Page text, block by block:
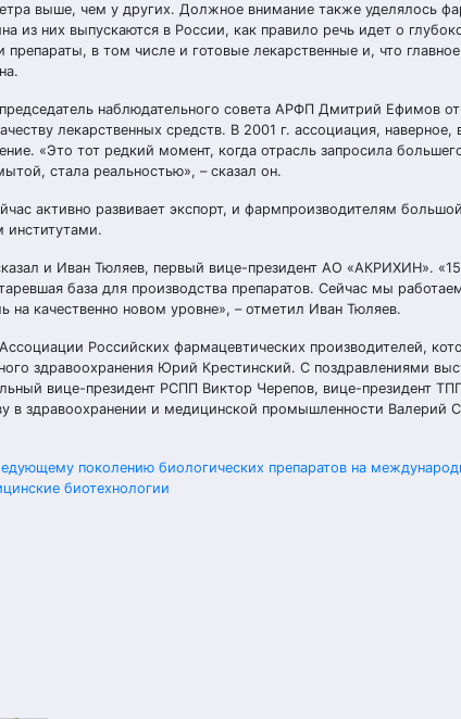
выше, чем у других. Должное внимание также уделялось
из них выпускаются в России, как правило речь идет о
препараты, в том числе и готовые лекарственные и, что
наблюдательного совета АРФП Дмитрий Ефимов
лекарственных средств. В 2001 г. ассоциация,
«Это тот редкий момент, когда отрасль запросила
стала реальностью», – сказал он.
активно развивает экспорт, и фармпроизводителям
институтами.
и Иван Тюляев, первый вице-президент АО «АКРИХИН».
база для производства препаратов. Сейчас мы
на качественно новом уровне», – отметил Иван Тюляев.
Российских фармацевтических производителей,
здравоохранения Юрий Крестинский. С поздравлениями
вице-президент РСПП Виктор Черепов, вице-президент
в здравоохранении и медицинской промышленности Валерий
поколению биологических препаратов на
биотехнологии